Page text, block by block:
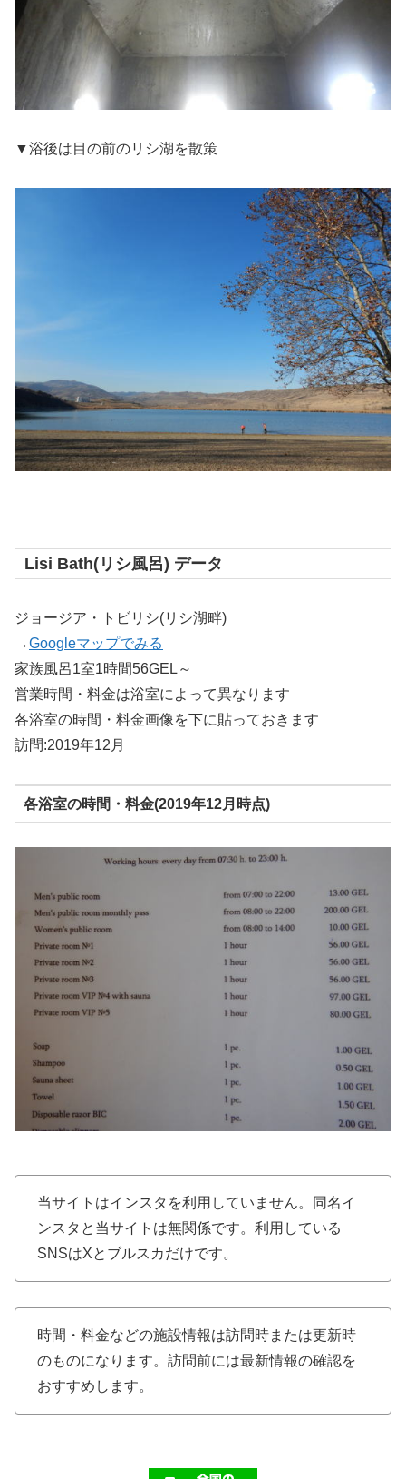
▼浴後は目の前のリシ湖を散策
Lisi Bath(リシ風呂) データ
ジョージア・トビリシ(リシ湖畔)
→Googleマップでみる
家族風呂1室1時間56GEL～
営業時間・料金は浴室によって異なります
各浴室の時間・料金画像を下に貼っておきます
訪問:2019年12月
各浴室の時間・料金(2019年12月時点)
当サイトはインスタを利用していません。同名イ
ンスタと当サイトは無関係です。利用している
SNSはXとブルスカだけです。
時間・料金などの施設情報は訪問時または更新時
のものになります。訪問前には最新情報の確認を
おすすめします。